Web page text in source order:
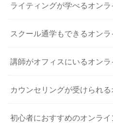
ライティングが学べるオン
スクール通学もできるオン
講師がオフィスにいるオン
カウンセリングが受けられ
初心者におすすめのオンラ